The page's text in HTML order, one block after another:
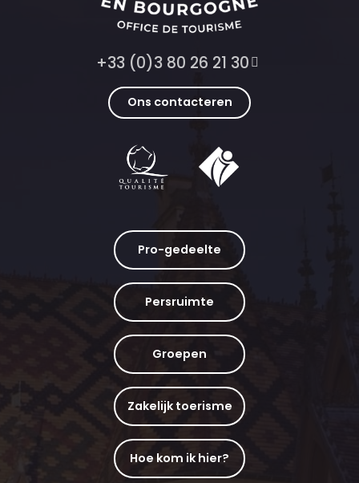
+33 (0)3 80 26 21 30
Ons contacteren
Pro-gedeelte
Persruimte
Groepen
Zakelijk toerisme
Hoe kom ik hier?